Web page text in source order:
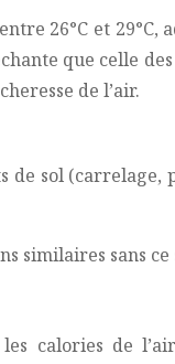
26°C et 29°C,
que celle
de l’air.
de sol
similaires sans ce
calories de